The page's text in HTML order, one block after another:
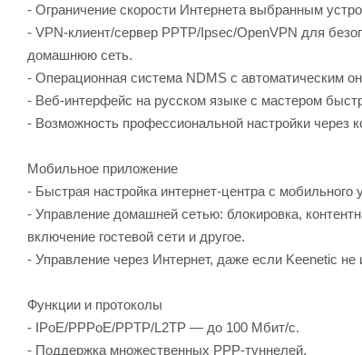
- Ограничение скорости Интернета выбранным
- VPN-клиент/сервер PPTP/Ipsec/OpenVPN для
домашнюю сеть.
- Операционная система NDMS с автоматическим
- Веб-интерфейс на русском языке с мастером
- Возможность профессиональной настройки через
Мобильное приложение
- Быстрая настройка интернет-центра с мобильного
- Управление домашней сетью: блокировка,
включение гостевой сети и другое.
- Управление через Интернет, даже если Keenetic не
Функции и протоколы
- IPoE/PPPoE/PPTP/L2TP — до 100 Мбит/с.
- Поддержка множественных PPP-туннелей.